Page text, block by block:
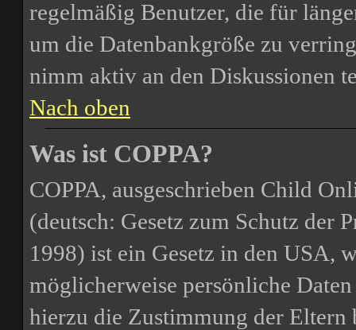
regelmäßig Benutzer, die für
um die Datenbankgröße zu
nimm aktiv an den Diskussionen
Nach oben
Was ist COPPA?
COPPA, ausgeschrieben Child
(deutsch: Gesetz zum Schutz der
1998) ist ein Gesetz in den USA,
möglicherweise persönliche
hierzu die Zustimmung der Eltern